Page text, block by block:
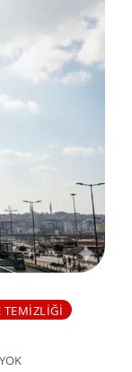
TEMIZLIĞI